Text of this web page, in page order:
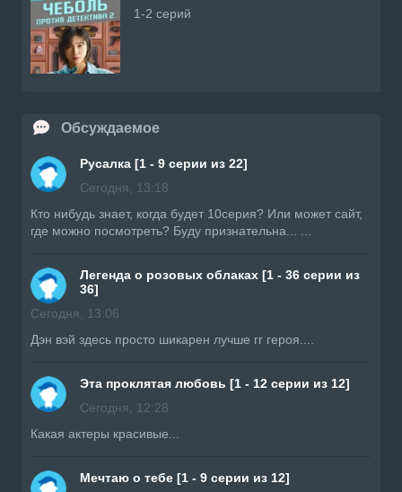
1-2 серий
Обсуждаемое
Русалка [1 - 9 серии из 22]
Сегодня, 13:18
Кто нибудь знает, когда будет 10серия? Или может сайт,
где можно посмотреть? Буду признательна... ...
Легенда о розовых облаках [1 - 36 серии из
36]
Сегодня, 13:06
Дэн вэй здесь просто шикарен лучше гг героя....
Эта проклятая любовь [1 - 12 серии из 12]
Сегодня, 12:28
Какая актеры красивые...
Мечтаю о тебе [1 - 9 серии из 12]